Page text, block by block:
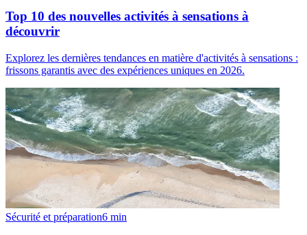
Top 10 des nouvelles activités à sensations à
découvrir
Explorez les dernières tendances en matière d'activités à sensations :
frissons garantis avec des expériences uniques en 2026.
Sécurité et préparation6 min